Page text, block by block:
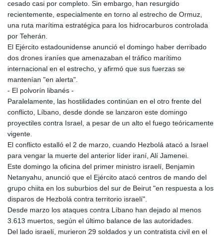
1636.950761
KWD 0.356741
KZT
540.040464
LAK
103187.513486
LKR
386.502211
207.987652
LSL 18.720126
LTL 3.41159
LVL 0.698888
LYD 7.329387
MAD
10.739418
MDL 20.037856
MGA
cesado casi por completo. Sin embargo, han resurgido
recientemente, especialmente en torno al estrecho de Ormuz,
una ruta marítima estratégica para los hidrocarburos controlada
por Teherán.
El Ejército estadounidense anunció el domingo haber derribado
dos drones iraníes que amenazaban el tráfico marítimo
internacional en el estrecho, y afirmó que sus fuerzas se
mantenían "en alerta".
- El polvorín libanés -
Paralelamente, las hostilidades continúan en el otro frente del
conflicto, Líbano, desde donde se lanzaron este domingo
proyectiles contra Israel, a pesar de un alto el fuego teóricamente
vigente.
El conflicto estalló el 2 de marzo, cuando Hezbolá atacó a Israel
para vengar la muerte del anterior líder iraní, Alí Jamenei.
Este domingo la oficina del primer ministro israelí, Benjamin
Netanyahu, anunció que el Ejército atacó centros de mando del
grupo chiita en los suburbios del sur de Beirut "en respuesta a los
disparos de Hezbolá contra territorio israelí".
Desde marzo los ataques contra Líbano han dejado al menos
3.613 muertos, según el último balance de las autoridades.
Del lado israelí, murieron 29 soldados y un contratista civil en el